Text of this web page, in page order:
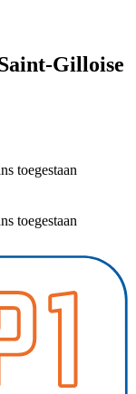
Gilloise
toegestaan
toegestaan